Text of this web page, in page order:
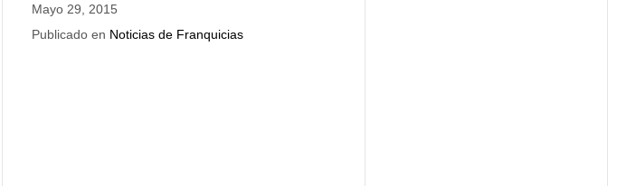
Mayo 29, 2015
Publicado en Noticias de Franquicias